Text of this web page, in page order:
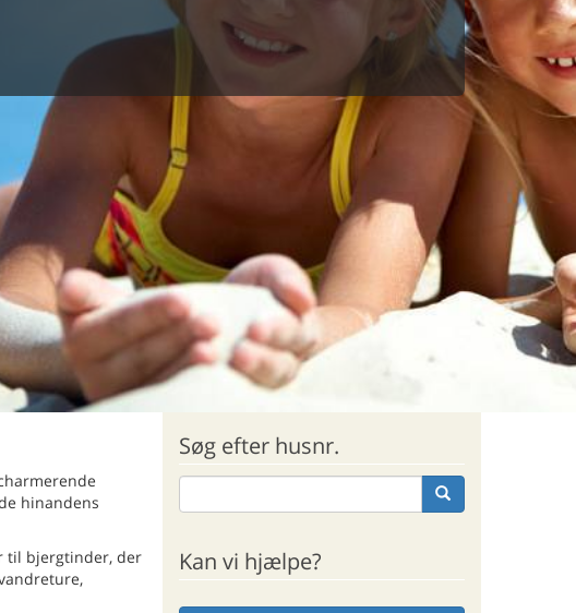
hinandens
til bjergtinder, der
Søg efter husnr.
Kan vi hjælpe?